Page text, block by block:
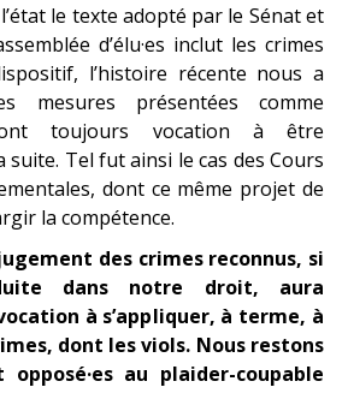
le texte adopté par le Sénat et
d’élu·es inclut les crimes
l’histoire récente nous a
mesures présentées comme
ont toujours vocation à être
suite. Tel fut ainsi le cas des Cours
dont ce même projet de
la compétence.
des crimes reconnus, si
dans notre droit, aura
à s’appliquer, à terme, à
dont les viols. Nous restons
au plaider-coupable